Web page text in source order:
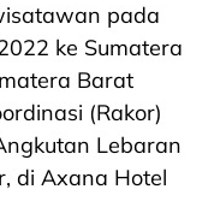
pada
ke Sumatera
Barat
(Rakor)
Lebaran
di Axana Hotel